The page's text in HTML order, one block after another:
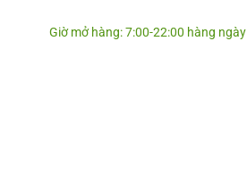
Giờ mở hàng: 7:00-22:00 hàng ngày